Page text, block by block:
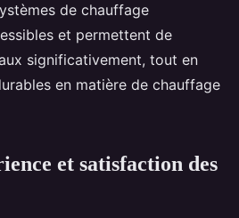
de chauffage
et permettent de
significativement, tout en
en matière de chauffage
et satisfaction des